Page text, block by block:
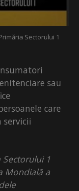
Sectorului 1
sau
care
servicii
Sectorului 1
Mondială a